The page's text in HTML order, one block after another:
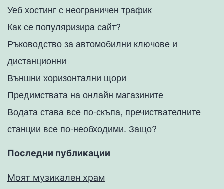
Уеб хостинг с неограничен трафик
Как се популяризира сайт?
Ръководство за автомобилни ключове и
дистанционни
Външни хоризонтални щори
Предимствата на онлайн магазините
Водата става все по-скъпа, пречиствателните
станции все по-необходими. Защо?
Последни публикации
Моят музикален храм